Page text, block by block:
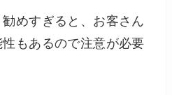
めすぎると、お客さん
もあるので注意が必要